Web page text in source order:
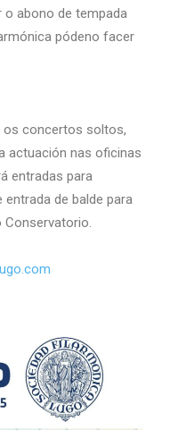
o abono de tempada
pódeno facer
os concertos soltos,
actuación nas oficinas
entradas para
de balde para
Conservatorio.